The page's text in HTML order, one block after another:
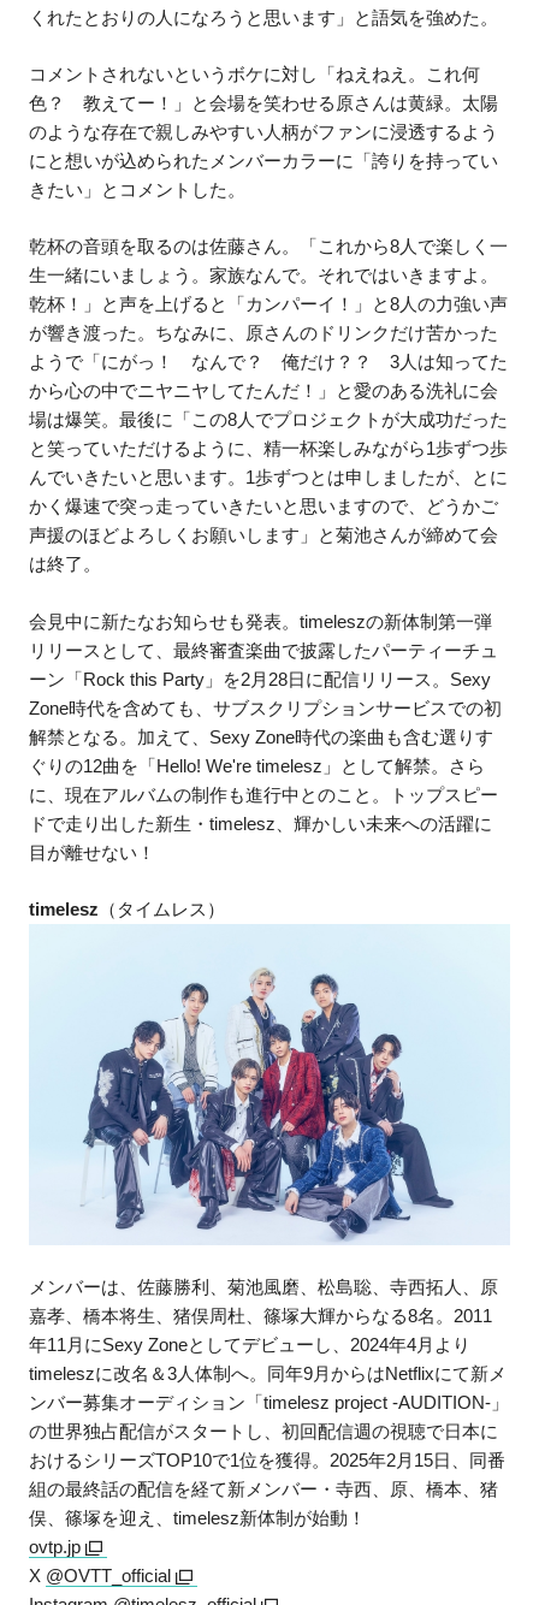
くれたとおりの人になろうと思います」と語気を強めた。
コメントされないというボケに対し「ねえねえ。これ何
色？ 教えてー！」と会場を笑わせる原さんは黄緑。太陽
のような存在で親しみやすい人柄がファンに浸透するよう
にと想いが込められたメンバーカラーに「誇りを持ってい
きたい」とコメントした。
乾杯の音頭を取るのは佐藤さん。「これから8人で楽しく一
生一緒にいましょう。家族なんで。それではいきますよ。
乾杯！」と声を上げると「カンパーイ！」と8人の力強い声
が響き渡った。ちなみに、原さんのドリンクだけ苦かった
ようで「にがっ！ なんで？ 俺だけ？？ 3人は知ってた
から心の中でニヤニヤしてたんだ！」と愛のある洗礼に会
場は爆笑。最後に「この8人でプロジェクトが大成功だった
と笑っていただけるように、精一杯楽しみながら1歩ずつ歩
んでいきたいと思います。1歩ずつとは申しましたが、とに
かく爆速で突っ走っていきたいと思いますので、どうかご
声援のほどよろしくお願いします」と菊池さんが締めて会
は終了。
会見中に新たなお知らせも発表。timeleszの新体制第一弾
リリースとして、最終審査楽曲で披露したパーティーチュ
ーン「Rock this Party」を2月28日に配信リリース。Sexy
Zone時代を含めても、サブスクリプションサービスでの初
解禁となる。加えて、Sexy Zone時代の楽曲も含む選りす
ぐりの12曲を「Hello! We're timelesz」として解禁。さら
に、現在アルバムの制作も進行中とのこと。トップスピー
ドで走り出した新生・timelesz、輝かしい未来への活躍に
目が離せない！
timelesz （タイムレス）
メンバーは、佐藤勝利、菊池風磨、松島聡、寺西拓人、原
嘉孝、橋本将生、猪俣周杜、篠塚大輝からなる8名。2011
年11月にSexy Zoneとしてデビューし、2024年4月より
timeleszに改名＆3人体制へ。同年9月からはNetflixにて新メ
ンバー募集オーディション「timelesz project -AUDITION-」
の世界独占配信がスタートし、初回配信週の視聴で日本に
おけるシリーズTOP10で1位を獲得。2025年2月15日、同番
組の最終話の配信を経て新メンバー・寺西、原、橋本、猪
俣、篠塚を迎え、timelesz新体制が始動！
ovtp.jp
X @OVTT_official